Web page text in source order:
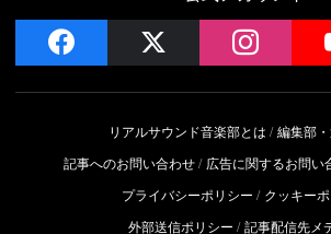
facebook
リアルサウンド音楽部とは
編集部
記事へのお問い合わせ
広告に関するお問い
プライバシーポリシー
クッキー
外部送信ポリシー
記事配信先メ